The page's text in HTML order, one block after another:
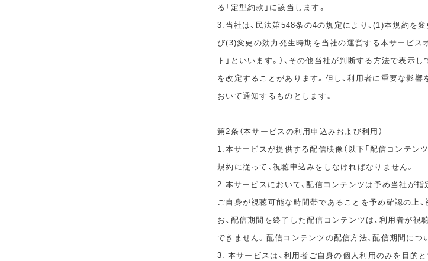
る「定型約款」に該当します。
3.当社は、民法第548条の4の規定により、(1)本規約を
び(3)変更の効力発生時期を当社の運営する本サービス
ト」といいます。）、その他当社が判断する方法で表示
を改定することがあります。但し、利用者に重要な影
おいて通知するものとします。
第2条（本サービスの利用申込みおよび利用）
1.本サービスが提供する配信映像（以下「配信コンテン
規約に従って、視聴申込みをしなければなりません。
2.本サービスにおいて、配信コンテンツは予め当社が指
ご自身が視聴可能な時間帯であることを予め確認の上
お、配信期間を終了した配信コンテンツは、利用者が視
できません。配信コンテンツの配信方法、配信期間につ
3. 本サービスは、利用者ご自身の個人利用のみを目的